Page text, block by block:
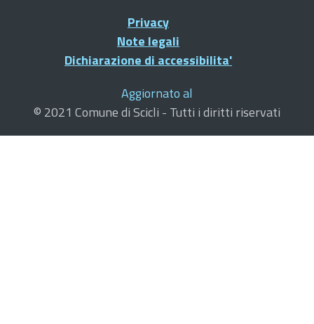
Privacy
Note legali
Dichiarazione di accessibilita'
Aggiornato al
© 2021 Comune di Scicli - Tutti i diritti riservati